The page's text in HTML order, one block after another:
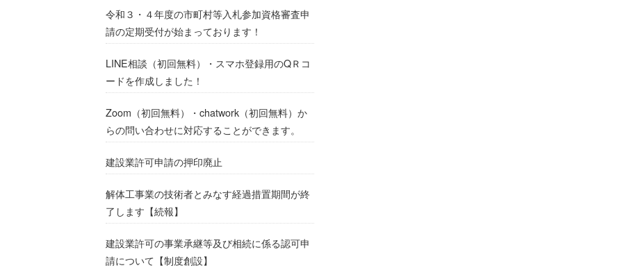
令和３・４年度の市町村等入札参加資格審査申
請の定期受付が始まっております！
LINE相談（初回無料）・スマホ登録用のQＲコ
ードを作成しました！
Zoom（初回無料）・chatwork（初回無料）か
らの問い合わせに対応することができます。
建設業許可申請の押印廃止
解体工事業の技術者とみなす経過措置期間が終
了します【続報】
建設業許可の事業承継等及び相続に係る認可申
請について【制度創設】